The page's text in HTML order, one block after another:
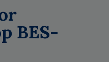
BES-